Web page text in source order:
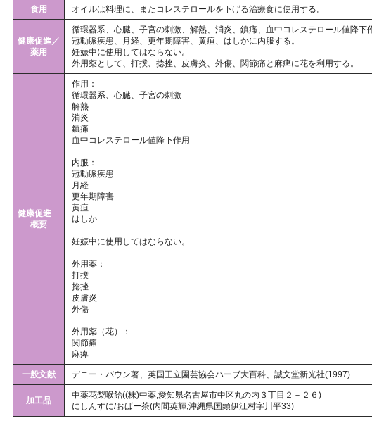
食用 オイルは料理に、またコレステロールを下げる治療食に使用する。
健康促進／
薬用
循環器系、心臓、子宮の刺激、解熱、消炎、鎮痛、血中コレステロール値降下
冠動脈疾患、月経、更年期障害、黄疸、はしかに内服する。
妊娠中に使用してはならない。
外用薬として、打撲、捻挫、皮膚炎、外傷、関節痛と麻痺に花を利用する。
健康促進
概要
作用：
循環器系、心臓、子宮の刺激
解熱
消炎
鎮痛
血中コレステロール値降下作用
内服：
冠動脈疾患
月経
更年期障害
黄疸
はしか
妊娠中に使用してはならない。
外用薬：
打撲
捻挫
皮膚炎
外傷
外用薬（花）：
関節痛
麻痺
一般文献 デニー・バウン著、英国王立園芸協会ハーブ大百科、誠文堂新光社(1997)
加工品
中薬花梨喉飴((株)中薬,愛知県名古屋市中区丸の内３丁目２－２６)
にしんすに/おばー茶(内間英輝,沖縄県国頭伊江村字川平33)